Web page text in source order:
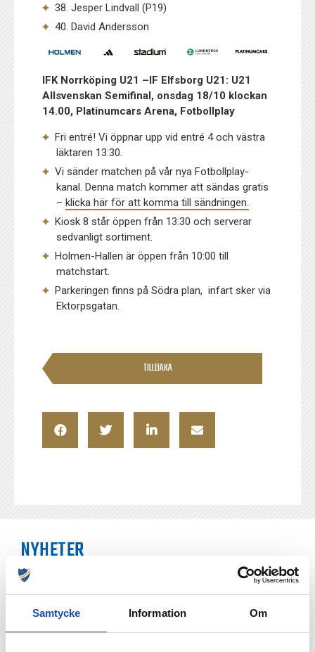
Samtycke Information Om
38. Jesper Lindvall (P19)
40. David Andersson
IFK Norrköping U21 –IF Elfsborg U21 : U21
Allsvenskan Semifinal, onsdag 18/10 klockan
14.00, Platinumcars Arena, Fotbollplay
Fri entré! Vi öppnar upp vid entré 4 och västra
läktaren 13:30.
Vi sänder matchen på vår nya Fotbollplay-
kanal. Denna match kommer att sändas gratis
–klicka här för att komma till sändningen.
Kiosk 8 står öppen från 13:30 och serverar
sedvanligt sortiment.
Holmen-Hallen är öppen från 10:00 till
matchstart.
Parkeringen finns på Södra plan, infart sker via
Ektorpsgatan.
TILLBAKA
NYHETER